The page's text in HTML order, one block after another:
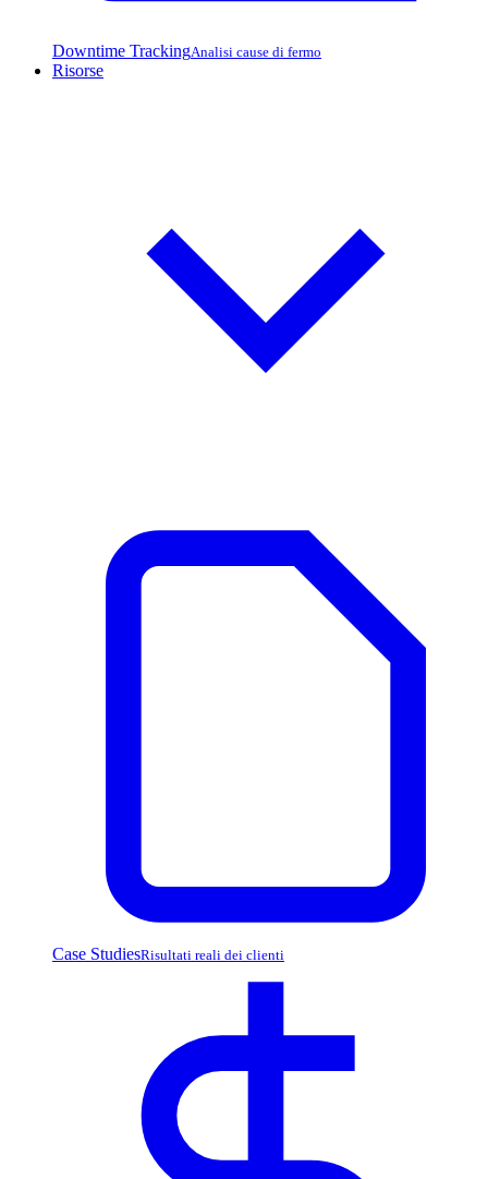
Downtime TrackingAnalisi cause di fermo
Risorse
Case StudiesRisultati reali dei clienti